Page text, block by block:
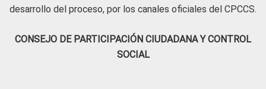
desarrollo del proceso, por los canales oficiales del CPCCS.
CONSEJO DE PARTICIPACIÓN CIUDADANA Y CONTROL
SOCIAL